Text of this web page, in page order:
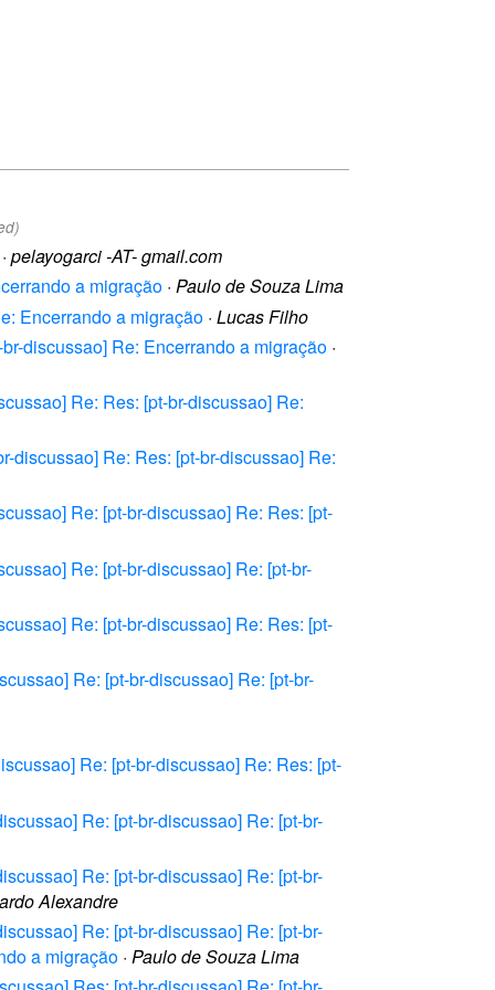
· pelayogarci -AT- gmail.com
a migração · Paulo de Souza Lima
Encerrando a migração · Lucas Filho
discussao] Re: Encerrando a migração ·
Re: Res: [pt-br-discussao] Re:
discussao] Re: Res: [pt-br-discussao] Re:
Re: [pt-br-discussao] Re: Res: [pt-
Re: [pt-br-discussao] Re: [pt-br-
Re: [pt-br-discussao] Re: Res: [pt-
Re: [pt-br-discussao] Re: [pt-br-
Re: [pt-br-discussao] Re: Res: [pt-
Re: [pt-br-discussao] Re: [pt-br-
Re: [pt-br-discussao] Re: [pt-br-
Alexandre
Re: [pt-br-discussao] Re: [pt-br-
a migração · Paulo de Souza Lima